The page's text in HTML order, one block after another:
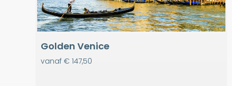
Golden Venice
vanaf € 147,50